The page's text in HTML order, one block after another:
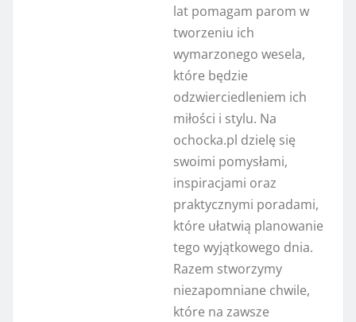
lat pomagam parom w
tworzeniu ich
wymarzonego wesela,
które będzie
odzwierciedleniem ich
miłości i stylu. Na
ochocka.pl dzielę się
swoimi pomysłami,
inspiracjami oraz
praktycznymi poradami,
które ułatwią planowanie
tego wyjątkowego dnia.
Razem stworzymy
niezapomniane chwile,
które na zawsze